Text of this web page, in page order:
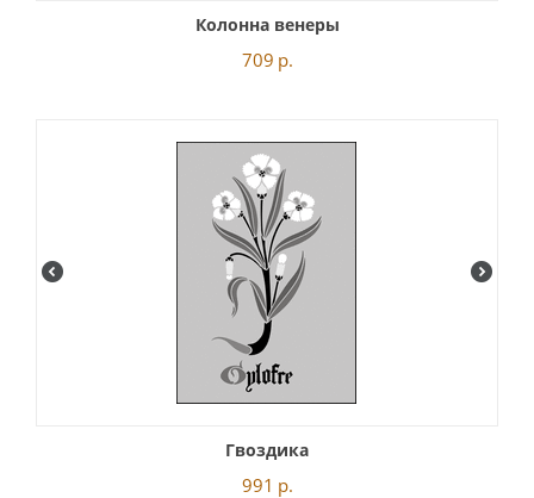
Колонна венеры
709 р.
Гвоздика
991 р.